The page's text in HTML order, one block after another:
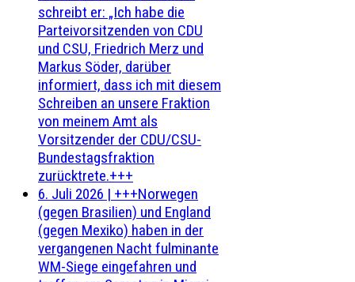
schreibt er: „Ich habe die
Parteivorsitzenden von CDU
und CSU, Friedrich Merz und
Markus Söder, darüber
informiert, dass ich mit diesem
Schreiben an unsere Fraktion
von meinem Amt als
Vorsitzender der CDU/CSU-
Bundestagsfraktion
zurücktrete.+++
6. Juli 2026 | +++Norwegen
(gegen Brasilien) und England
(gegen Mexiko) haben in der
vergangenen Nacht fulminante
WM-Siege eingefahren und